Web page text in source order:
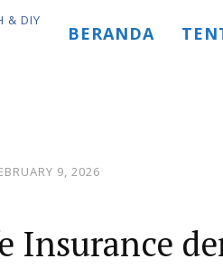
BERANDA
9, 2026
Insurance